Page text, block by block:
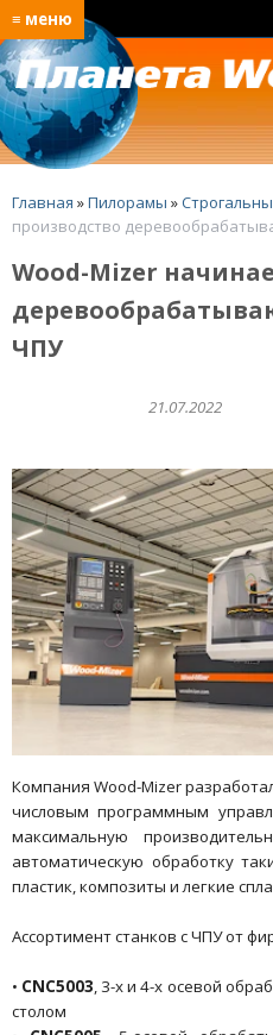
≡ меню
Главная »Пилорамы »
производство
Wood-Mizer
ЧПУ
21.07.2022
Компания Wood-Mizer
числовым программным
максимальную
автоматическую обработку
пластик, композиты и легкие
Ассортимент станков с ЧПУ от
• CNC5003 , 3-х и 4-х осевой
столом